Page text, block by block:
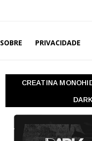
SOBRE PRIVACIDADE
CREATINA